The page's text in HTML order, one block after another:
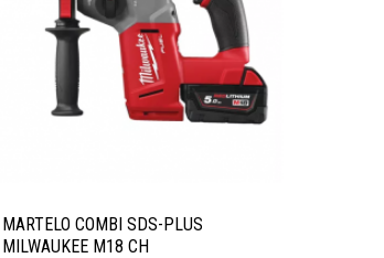
MARTELO COMBI SDS-PLUS
MILWAUKEE M18 CH